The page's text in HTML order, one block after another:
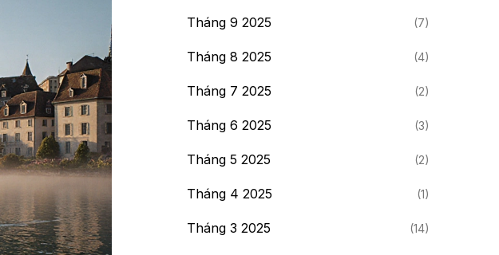
Tháng 9 2025 (7)
Tháng 8 2025 (4)
Tháng 7 2025 (2)
Tháng 6 2025 (3)
Tháng 5 2025 (2)
Tháng 4 2025 (1)
Tháng 3 2025 (14)